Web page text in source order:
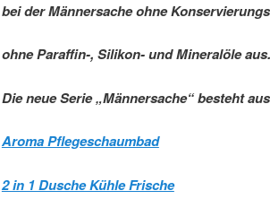
bei der Männersache ohne
ohne Paraffin-, Silikon- und Mineralöle aus.
Die neue Serie „Männersache“ besteht
Aroma Pflegeschaumbad
2 in 1 Dusche Kühle Frische